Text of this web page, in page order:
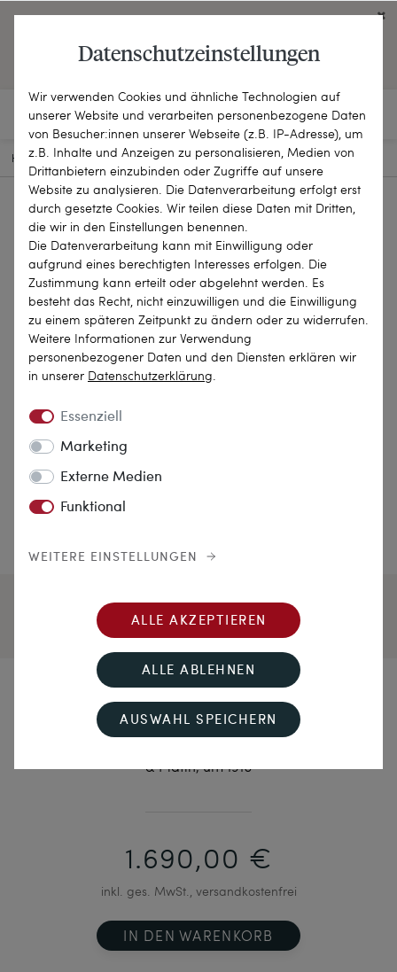
OPEN ENGLISH WEBSITE
HOME SCHMUCKSTÜCKE BROSCHEN & NADELN 24-2044
Linienspiel
& Platin, um 1910
1.690,00 €
inkl. ges. MwSt., versandkostenfrei
IN DEN WARENKORB
Datenschutzeinstellungen
Wir verwenden Cookies und ähnliche Technologien auf
unserer Website und verarbeiten personenbezogene Daten
von Besucher:innen unserer Webseite (z.B. IP-Adresse), um
z.B. Inhalte und Anzeigen zu personalisieren, Medien von
Drittanbietern einzubinden oder Zugriffe auf unsere
Website zu analysieren. Die Datenverarbeitung erfolgt erst
durch gesetzte Cookies. Wir teilen diese Daten mit Dritten,
die wir in den Einstellungen benennen.
Die Datenverarbeitung kann mit Einwilligung oder
aufgrund eines berechtigten Interesses erfolgen. Die
Zustimmung kann erteilt oder abgelehnt werden. Es
besteht das Recht, nicht einzuwilligen und die Einwilligung
zu einem späteren Zeitpunkt zu ändern oder zu widerrufen.
Weitere Informationen zur Verwendung
personenbezogener Daten und den Diensten erklären wir
in unserer Daten­schutz­erklärung.
Essenziell
Marketing
Externe Medien
Funktional
WEITERE EINSTELLUNGEN
ALLE AKZEPTIEREN
ALLE ABLEHNEN
AUSWAHL SPEICHERN